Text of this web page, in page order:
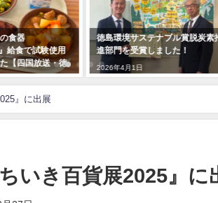
で試験使用
国放送・徳
徳島環境サステナブル賞脱炭素推
進部門を受賞しました！
2026年4月1日
』に出展
いき百貨展2025』に